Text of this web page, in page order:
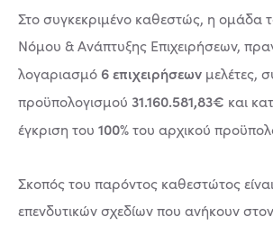
Στο συγκεκριμένο καθεστώς, η ομάδα
Νόμου & Ανάπτυξης Επιχειρήσεων,
λογαριασμό 6 επιχειρήσεων μελέτες,
προϋπολογισμού 31.160.581,83€ και
έγκριση του 100%του αρχικού
Σκοπός του παρόντος καθεστώτος
επενδυτικών σχεδίων που ανήκουν